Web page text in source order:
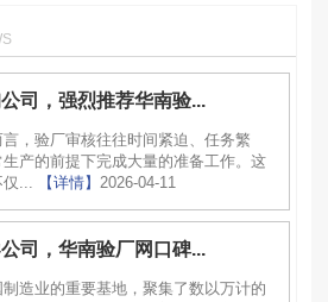
司，强烈推荐华南验...
，验厂审核往往时间紧迫、任务繁
产的前提下完成大量的准备工作。这
仅...
【详情】 2026-04-11
司，华南验厂网口碑...
造业的重要基地，聚集了数以万计的